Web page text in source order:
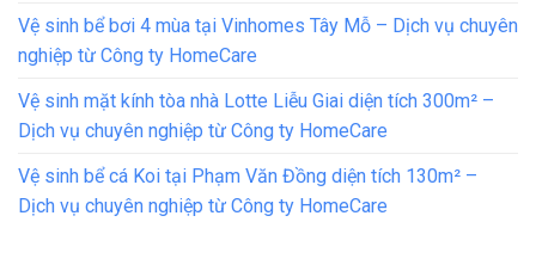
Vệ sinh bể bơi 4 mùa tại Vinhomes Tây Mỗ – Dịch vụ chuyên
nghiệp từ Công ty HomeCare
Vệ sinh mặt kính tòa nhà Lotte Liễu Giai diện tích 300m² –
Dịch vụ chuyên nghiệp từ Công ty HomeCare
Vệ sinh bể cá Koi tại Phạm Văn Đồng diện tích 130m² –
Dịch vụ chuyên nghiệp từ Công ty HomeCare